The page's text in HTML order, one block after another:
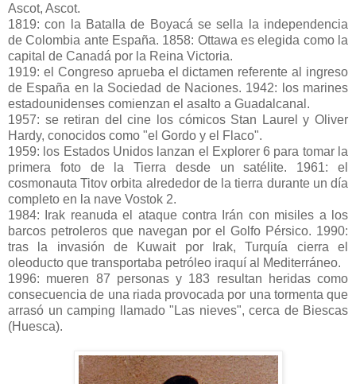
Ascot, Ascot.
1819: con la Batalla de Boyacá se sella la independencia
de Colombia ante España. 1858: Ottawa es elegida como la
capital de Canadá por la Reina Victoria.
1919: el Congreso aprueba el dictamen referente al ingreso
de España en la Sociedad de Naciones. 1942: los marines
estadounidenses comienzan el asalto a Guadalcanal.
1957: se retiran del cine los cómicos Stan Laurel y Oliver
Hardy, conocidos como "el Gordo y el Flaco".
1959: los Estados Unidos lanzan el Explorer 6 para tomar la
primera foto de la Tierra desde un satélite. 1961: el
cosmonauta Titov orbita alrededor de la tierra durante un día
completo en la nave Vostok 2.
1984: Irak reanuda el ataque contra Irán con misiles a los
barcos petroleros que navegan por el Golfo Pérsico. 1990:
tras la invasión de Kuwait por Irak, Turquía cierra el
oleoducto que transportaba petróleo iraquí al Mediterráneo.
1996: mueren 87 personas y 183 resultan heridas como
consecuencia de una riada provocada por una tormenta que
arrasó un camping llamado "Las nieves", cerca de Biescas
(Huesca).